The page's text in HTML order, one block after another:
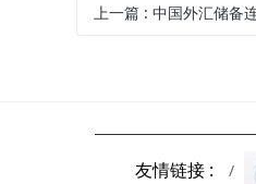
上一篇 : 中国外汇储备连
友情链接 :